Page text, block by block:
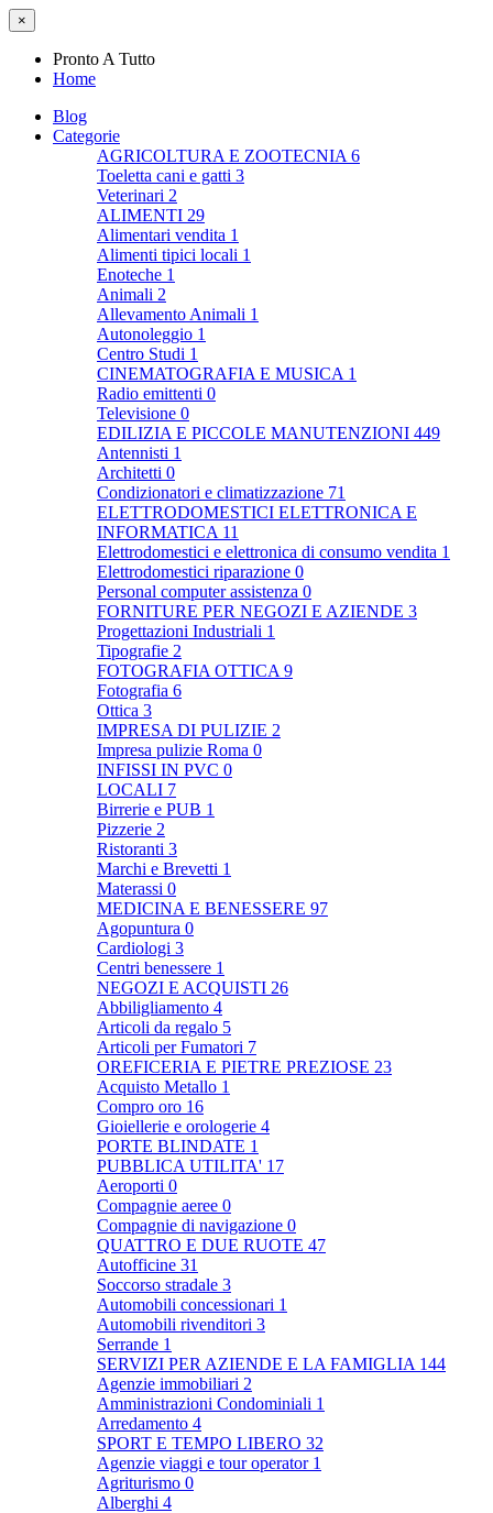
×
Pronto A Tutto
Home
Blog
Categorie
AGRICOLTURA E ZOOTECNIA 6
Toeletta cani e gatti 3
Veterinari 2
ALIMENTI 29
Alimentari vendita 1
Alimenti tipici locali 1
Enoteche 1
Animali 2
Allevamento Animali 1
Autonoleggio 1
Centro Studi 1
CINEMATOGRAFIA E MUSICA 1
Radio emittenti 0
Televisione 0
EDILIZIA E PICCOLE MANUTENZIONI 449
Antennisti 1
Architetti 0
Condizionatori e climatizzazione 71
ELETTRODOMESTICI ELETTRONICA E
INFORMATICA 11
Elettrodomestici e elettronica di consumo vendita 1
Elettrodomestici riparazione 0
Personal computer assistenza 0
FORNITURE PER NEGOZI E AZIENDE 3
Progettazioni Industriali 1
Tipografie 2
FOTOGRAFIA OTTICA 9
Fotografia 6
Ottica 3
IMPRESA DI PULIZIE 2
Impresa pulizie Roma 0
INFISSI IN PVC 0
LOCALI 7
Birrerie e PUB 1
Pizzerie 2
Ristoranti 3
Marchi e Brevetti 1
Materassi 0
MEDICINA E BENESSERE 97
Agopuntura 0
Cardiologi 3
Centri benessere 1
NEGOZI E ACQUISTI 26
Abbiligliamento 4
Articoli da regalo 5
Articoli per Fumatori 7
OREFICERIA E PIETRE PREZIOSE 23
Acquisto Metallo 1
Compro oro 16
Gioiellerie e orologerie 4
PORTE BLINDATE 1
PUBBLICA UTILITA' 17
Aeroporti 0
Compagnie aeree 0
Compagnie di navigazione 0
QUATTRO E DUE RUOTE 47
Autofficine 31
Soccorso stradale 3
Automobili concessionari 1
Automobili rivenditori 3
Serrande 1
SERVIZI PER AZIENDE E LA FAMIGLIA 144
Agenzie immobiliari 2
Amministrazioni Condominiali 1
Arredamento 4
SPORT E TEMPO LIBERO 32
Agenzie viaggi e tour operator 1
Agriturismo 0
Alberghi 4